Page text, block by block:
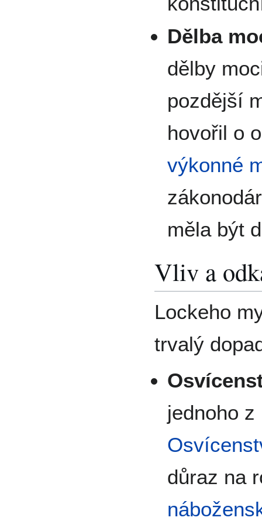
Dělba
dělby
pozdější
hovořil o
výkonné
měla být
Vliv a
Lockeho
trvalý
jednoho
důraz na